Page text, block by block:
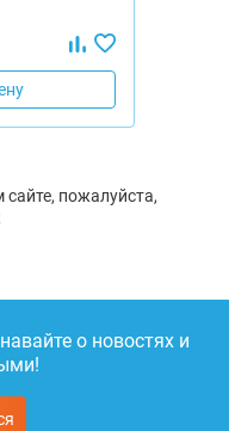
пожалуйста,
о новостях и